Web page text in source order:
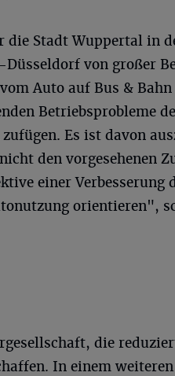
Stadt Wuppertal in
von großer
Auto auf Bus &
Betriebsprobleme
Es ist davon
den vorgesehenen
einer Verbesserung
orientieren",
die
In einem